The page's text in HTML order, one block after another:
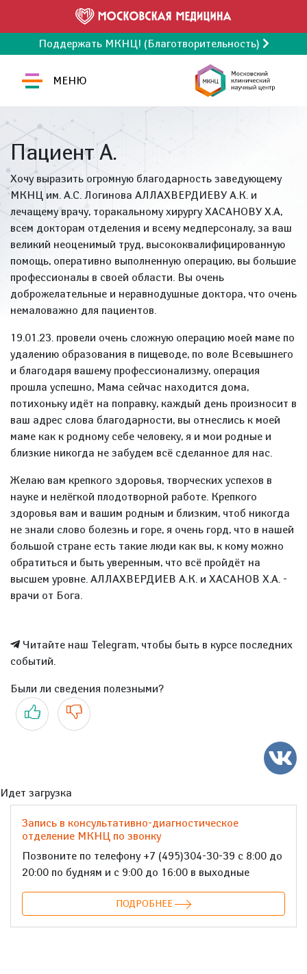
Поддержать МКНЦ! (Благотворительность)
МЕНЮ
Пациент А.
Хочу выразить огромную благодарность заведующему
МКНЦ им. А.С. Логинова АЛЛАХВЕРДИЕВУ А.К. и
лечащему врачу, торакальному хирургу ХАСАНОВУ Х.А,
всем докторам отделения и всему медперсоналу, за ваш
великий неоценимый труд, высококвалифицированную
помощь, оперативно выполненную операцию, вы большие
профессионалы в своей области. Вы очень
доброжелательные и неравнодушные доктора, что очень
немаловажно для пациентов.
19.01.23. провели очень сложную операцию моей маме по
удалению образования в пищеводе, по воле Всевышнего
и благодаря вашему профессионализму, операция
прошла успешно, Мама сейчас находится дома,
потихоньку идёт на поправку, каждый день произносит в
ваш адрес слова благодарности, вы отнеслись к моей
маме как к родному себе человеку, я и мои родные и
близкие никогда не забудем всё сделанное для нас.
Желаю вам крепкого здоровья, творческих успехов в
науке и нелёгкой плодотворной работе. Крепкого
здоровья вам и вашим родным и близким, чтоб никогда
не знали слово болезнь и горе, я очень горд, что в нашей
большой стране есть такие люди как вы, к кому можно
обратиться и быть уверенным, что всё пройдёт на
высшем уровне. АЛЛАХВЕРДИЕВ А.К. и ХАСАНОВ Х.А. -
врачи от Бога.
Читайте наш Telegram, чтобы быть в курсе последних
событий.
Были ли сведения полезными?
Да Нет
Идет загрузка
Запись в консультативно-диагностическое
отделение МКНЦ по звонку
Позвоните по телефону +7 (495)304-30-39 с 8:00 до
20:00 по будням и с 9:00 до 16:00 в выходные
ПОДРОБНЕЕ